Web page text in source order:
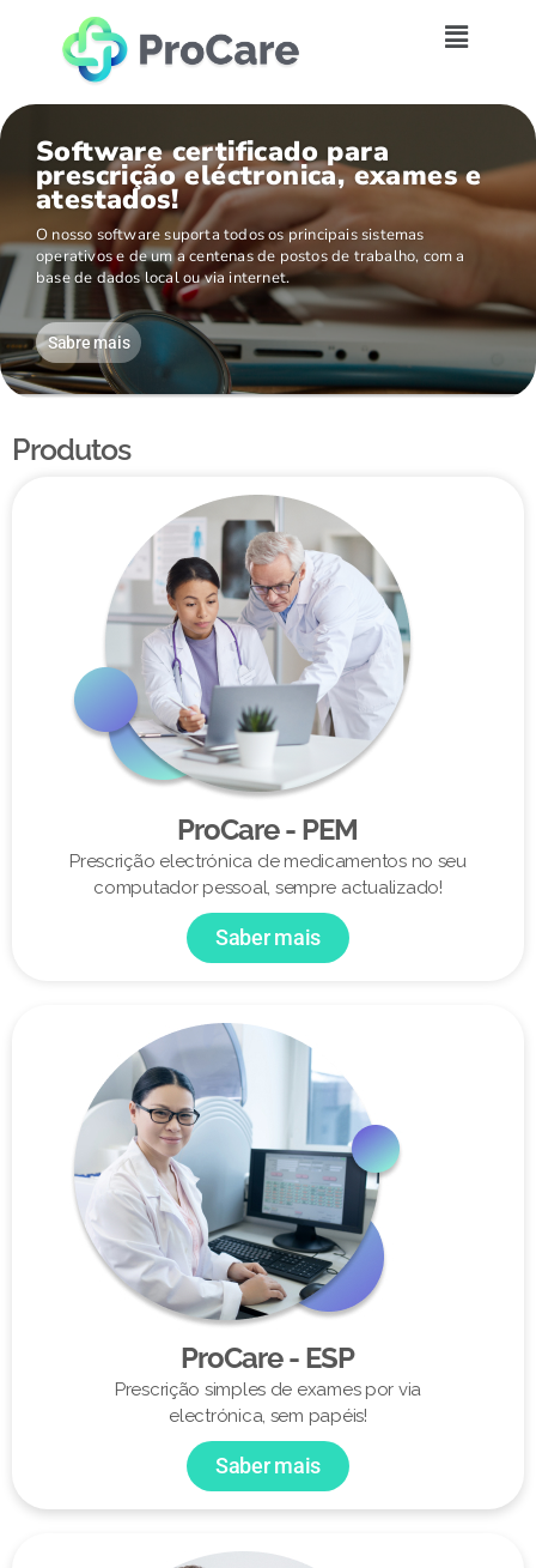
Software certificado para
prescrição eléctronica, exames e
atestados!
O nosso software suporta todos os principais sistemas
operativos e de um a centenas de postos de trabalho, com a
base de dados local ou via internet.
Sabre mais
Produtos
ProCare - PEM
Prescrição electrónica de medicamentos no seu
computador pessoal, sempre actualizado!
Saber mais
ProCare - ESP
Prescrição simples de exames por via
electrónica, sem papéis!
Saber mais